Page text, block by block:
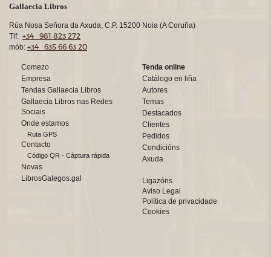
Gallaecia Libros
Rúa Nosa Señora da Axuda, C.P. 15200 Noia (A Coruña)
Tlf: +34 981 823 272
mób: +34 635 66 63 20
Comezo
Empresa
Tendas Gallaecia Libros
Gallaecia Libros nas Redes
Sociais
Onde estamos
Ruta GPS
Contacto
Código QR - Cáptura rápida
Novas
LibrosGalegos.gal
Tenda online
Catálogo en liña
Autores
Temas
Destacados
Clientes
Pedidos
Condicións
Axuda
Ligazóns
Aviso Legal
Política de privacidade
Cookies